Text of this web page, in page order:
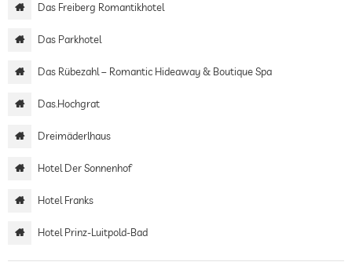
Das Freiberg Romantikhotel
Das Parkhotel
Das Rübezahl – Romantic Hideaway & Boutique Spa
Das.Hochgrat
Dreimäderlhaus
Hotel Der Sonnenhof
Hotel Franks
Hotel Prinz-Luitpold-Bad